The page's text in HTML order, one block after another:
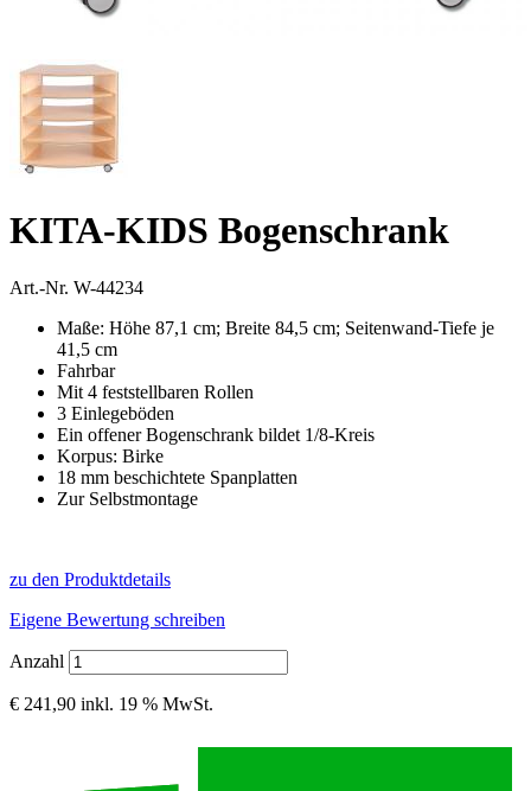
KITA-KIDS Bogenschrank
Art.-Nr. W-44234
Maße: Höhe 87,1 cm; Breite 84,5 cm; Seitenwand-Tiefe je
41,5 cm
Fahrbar
Mit 4 feststellbaren Rollen
3 Einlegeböden
Ein offener Bogenschrank bildet 1/8-Kreis
Korpus: Birke
18 mm beschichtete Spanplatten
Zur Selbstmontage
zu den Produktdetails
Eigene Bewertung schreiben
Anzahl
€ 241,90 inkl. 19 % MwSt.